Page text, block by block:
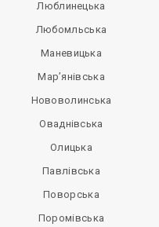
Люблинецька
Любомльська
Маневицька
Мар’янівська
Нововолинська
Оваднівська
Олицька
Павлівська
Поворська
Поромівська